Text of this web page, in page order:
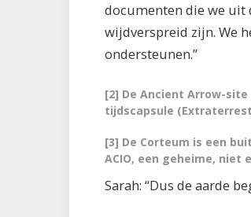
documenten die we uit
wijdverspreid zijn. We
ondersteunen.”
[2] De Ancient Arrow-
tijdscapsule
[3] De Corteum is een
ACIO, een geheime, niet
Sarah: “Dus de aarde